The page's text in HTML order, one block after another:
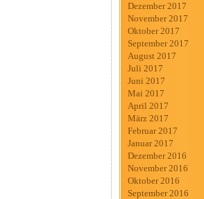
Dezember 2017
November 2017
Oktober 2017
September 2017
August 2017
Juli 2017
Juni 2017
Mai 2017
April 2017
März 2017
Februar 2017
Januar 2017
Dezember 2016
November 2016
Oktober 2016
September 2016